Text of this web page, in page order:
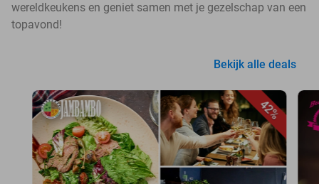
wereldkeukens en geniet samen met je gezelschap van een
topavond!
Bekijk alle deals
42%